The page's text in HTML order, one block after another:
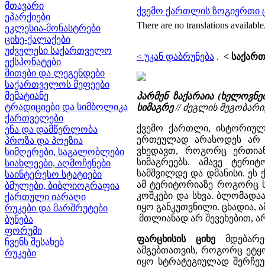
მთავარი
ეპარქიები
ეკლესია-მონასტრები
ციხე-ქალაქები
უძველესი საქართველო
ექსპონატები
მითები და ლეგენდები
საქართველოს მეფეები
მემატიანე
ტრადიციები და სიმბოლიკა
ქართველები
ენა და დამწერლობა
პროზა და პოეზია
სიმღერები, საგალობლები
სიახლეები, აღმოჩენები
საინტერესო სტატიები
ბმულები, ბიბლიოგრაფია
ქართული იარაღი
რუკები და მარშრუტები
ბუნება
ფორუმი
ჩვენს შესახებ
რუკები
ქვემო ქართლის ზოგიერთი
There are no translations
< უკან დაბრუნება . <
პარმენ ზაქარაია
სიმაგრე// ძეგლის მეგობარი,
ქვემო ქართლი,
ერთეულად არასოდეს არ
ვხედავთ, როგორც
სიმაგრეებს. ამავე
სამშვილდე და დმანისი. ეს
ამ ტერიტორიაზე როგორც
კოშკები და სხვა.
იყო განკუთვნილი.
მთლიანად არ შევეხებით,
ფარცხისის ციხე
ამგებთათვის, როგორც
იყო სტრატეგიულად